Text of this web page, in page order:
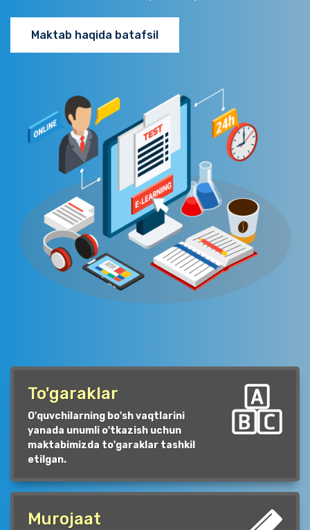
Maktab haqida batafsil
To'garaklar
O'quvchilarning bo'sh vaqtlarini
yanada unumli o'tkazish uchun
maktabimizda to'garaklar tashkil
etilgan.
Murojaat